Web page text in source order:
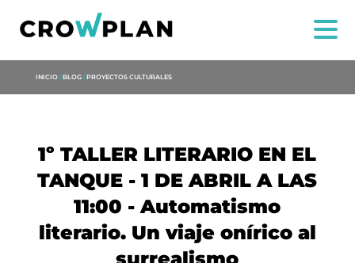
US
INICIO | BLOG | PROYECTOS CULTURALES
1º TALLER LITERARIO EN EL
TANQUE - 1 DE ABRIL A LAS
11:00 - Automatismo
literario. Un viaje onírico al
surrealismo